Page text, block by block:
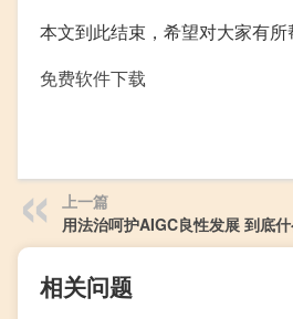
本文到此结束，希望对大家有所
免费软件下载
上一篇
用法治呵护AIGC良性发展 到底
相关问题